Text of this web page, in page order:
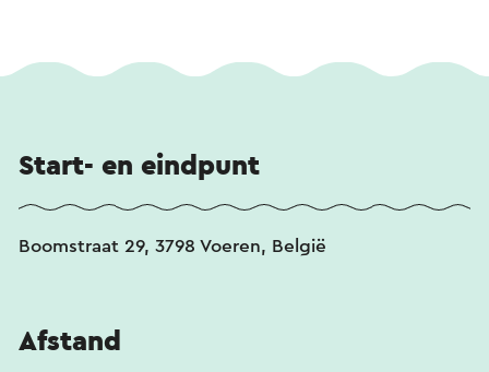
Start- en eindpunt
Boomstraat 29, 3798 Voeren, België
Afstand